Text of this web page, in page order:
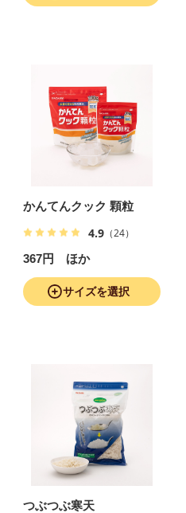
かんてんクック 顆粒
4.9 （24）
367円 ほか
サイズを選択
つぶつぶ寒天